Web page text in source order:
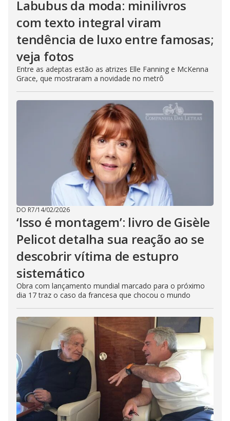
Labubus da moda: minilivros
com texto integral viram
tendência de luxo entre famosas;
veja fotos
Entre as adeptas estão as atrizes Elle Fanning e McKenna
Grace, que mostraram a novidade no metrô
DO R7/14/02/2026
‘Isso é montagem’: livro de Gisèle
Pelicot detalha sua reação ao se
descobrir vítima de estupro
sistemático
Obra com lançamento mundial marcado para o próximo
dia 17 traz o caso da francesa que chocou o mundo